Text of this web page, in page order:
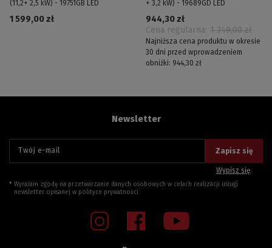
(11,2+ 2,5 kW) - 19751GB LED
1 599,00 zł
+ 3,2 kW) - 19689GD LED
1 349,00 zł
Cena regularna:
944,30 zł
Najniższa cena produktu w okresie
30 dni przed wprowadzeniem
obniżki: 944,30 zł
Newsletter
Twój e-mail Zapisz się
Wypisz się
Wyrażam zgodę na przetwarzanie danych osobowych w celach realizacji usługi
newsletter opisanej w polityce prywatności